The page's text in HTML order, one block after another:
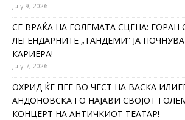
July 9, 2026
СЕ ВРАЌА НА ГОЛЕМАТА СЦЕНА: ГОРАН
ЛЕГЕНДАРНИТЕ „ТАНДЕМИ“ ЈА
КАРИЕРА!
July 7, 2026
ОХРИД ЌЕ ПЕЕ ВО ЧЕСТ НА ВАСКА
АНДОНОВСКА ГО НАЈАВИ СВОЈОТ
КОНЦЕРТ НА АНТИЧКИОТ ТЕАТАР!